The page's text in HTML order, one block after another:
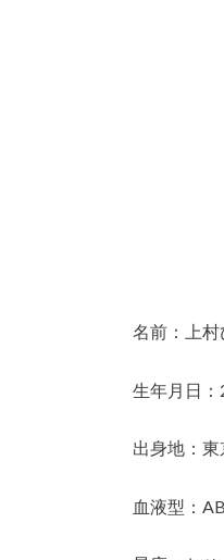
名前：上村
生年月日
出身地：東
血液型：